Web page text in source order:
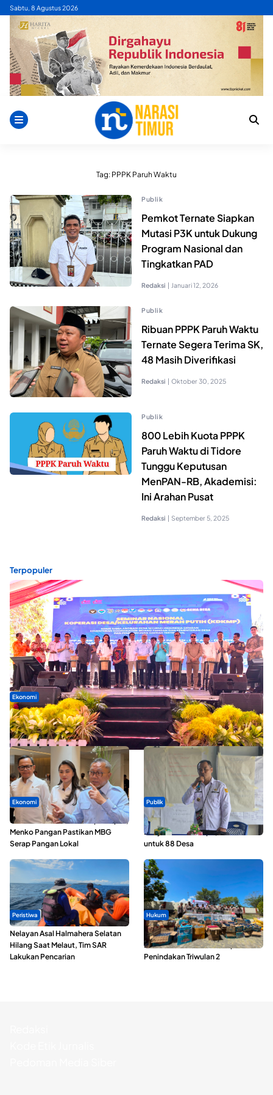
Skip
content
Sabtu, 8 Agustus 2026
Tag: PPPK Paruh Waktu
Publik
Pemkot Ternate Siapkan
Mutasi P3K untuk Dukung
Program Nasional dan
Tingkatkan PAD
Redaksi | Januari 12, 2026
Publik
Ribuan PPPK Paruh Waktu
Ternate Segera Terima SK,
48 Masih Diverifikasi
Redaksi | Oktober 30, 2025
Publik
800 Lebih Kuota PPPK
Paruh Waktu di Tidore
Tunggu Keputusan
MenPAN-RB, Akademisi:
Ini Arahan Pusat
Redaksi | September 5, 2025
Terpopuler
Ekonomi
Seminar di Ternate, Mendes Perkuat Sinergi Percepatan
Kopdes Merah Putih
Ekonomi
SPPG di Maluku Utara Dipercepat,
Menko Pangan Pastikan MBG
Serap Pangan Lokal
Publik
ABDESI Morotai Apresiasi
Penyaluran ADD Rp3,13 Miliar
untuk 88 Desa
Peristiwa
Nelayan Asal Halmahera Selatan
Hilang Saat Melaut, Tim SAR
Lakukan Pencarian
Hukum
Polda Maluku Utara Musnahkan
Ribuan Liter Miras Hasil Operasi
Penindakan Triwulan 2